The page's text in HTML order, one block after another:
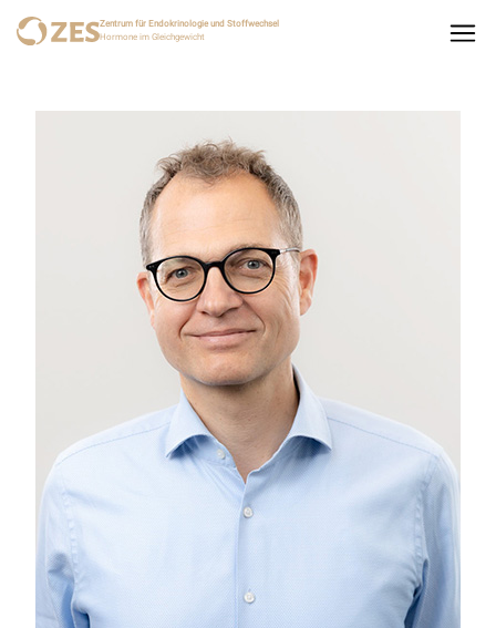
Zentrum für Endokrinologie und Stoffwechsel
Hormone im Gleichgewicht